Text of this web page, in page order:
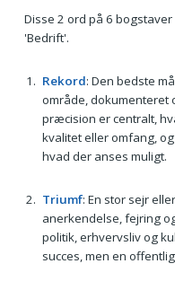
Disse 2 ord på 6
'Bedrift'.
Rekord: Den bedste
område, dokumenteret
præcision er centralt,
kvalitet eller omfang,
hvad der anses muligt.
Triumf: En stor sejr
anerkendelse, fejring
politik, erhvervsliv og
succes, men en